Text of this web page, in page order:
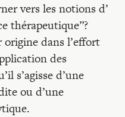
vers les notions d’
thérapeutique”?
dans l’effort
des
s’agisse d’une
ou d’une